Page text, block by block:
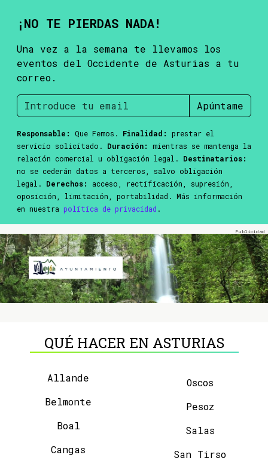
¡NO TE PIERDAS NADA!
Una vez a la semana te llevamos los
eventos del Occidente de Asturias a tu
correo.
Apúntame
Responsable: Que Femos. Finalidad:
prestar el
servicio solicitado. Duración:
mientras se mantenga la
relación comercial u obligación legal. Destinatarios:
no se cederán datos a terceros, salvo obligación
legal. Derechos:
acceso, rectificación, supresión,
oposición, limitación, portabilidad. Más información
en nuestra política de privacidad .
QUÉ HACER EN ASTURIAS
Allande
Belmonte
Boal
Cangas
Oscos
Pesoz
Salas
San Tirso